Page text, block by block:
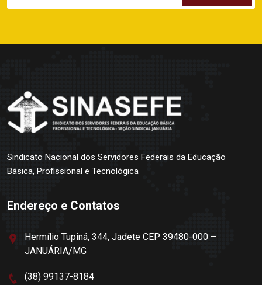
Sindicato Nacional dos Servidores Federais da Educação
Básica, Profissional e Tecnológica
Endereço e Contatos
Hermílio Tupiná, 344, Jadete CEP 39480-000 –
JANUÁRIA/MG
(38) 99137-8184